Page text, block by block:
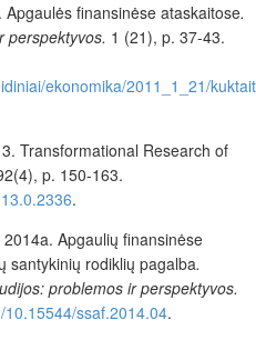
finansinėse ataskaitose.
perspektyvos. 1 (21), p. 37-43.
ekonomika/2011_1_21/
Transformational Research of
p. 150-163.
.
Apgaulių finansinėse
santykinių rodiklių pagalba.
problemos ir perspektyvos.
10.15544/ssaf.2014.04.